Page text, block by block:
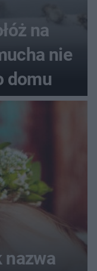
na
nie
domu
nazwa